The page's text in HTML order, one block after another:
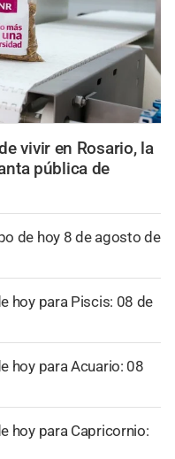
vivir en Rosario, la
pública de
de hoy 8 de agosto de
hoy para Piscis: 08 de
hoy para Acuario: 08
hoy para Capricornio: